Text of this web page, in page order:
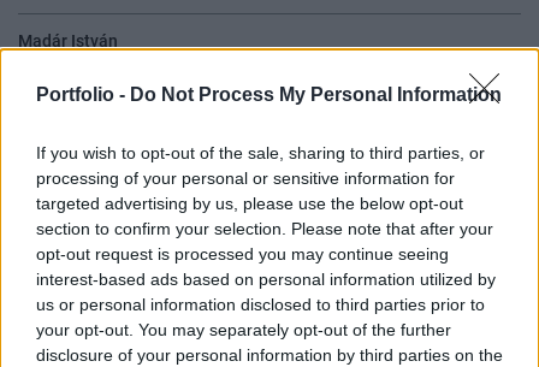
Portfolio - Do Not Process My Personal Information
If you wish to opt-out of the sale, sharing to third parties, or
processing of your personal or sensitive information for
targeted advertising by us, please use the below opt-out
section to confirm your selection. Please note that after your
opt-out request is processed you may continue seeing
interest-based ads based on personal information utilized by
us or personal information disclosed to third parties prior to
your opt-out. You may separately opt-out of the further
disclosure of your personal information by third parties on the
Madár István
Financial Times kommentárját, amelynek szerzője
a gyors euróbevezetést és az ehhez szükséges
maastrichti kritériumok elvetését javasolja. Az
írás egyébként abból indul ki, hogy az eurózóna
miként tudna megszabadulni a kelet-közép-
európai gazdaságok által képviselt pénzügyi
stabilitási kockázatoktól. De vajon nekünk is